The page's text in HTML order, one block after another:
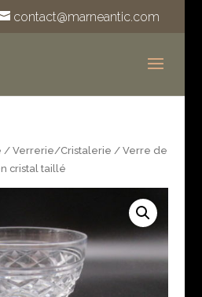
contact@marneantic.com
/ Verrerie/Cristalerie / Verre de
cristal taillé